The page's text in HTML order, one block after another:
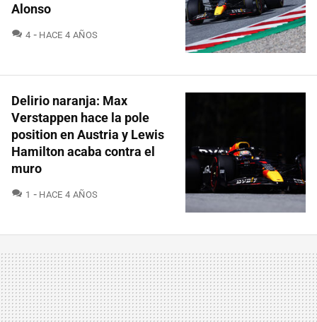
Alonso
4 COMENTARIOS
HACE 4 AÑOS
Delirio naranja: Max
Verstappen hace la pole
position en Austria y Lewis
Hamilton acaba contra el
muro
1 COMENTARIOS
HACE 4 AÑOS